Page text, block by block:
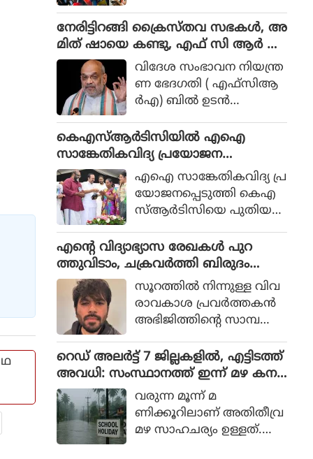
നായ നേതാവ്, അഴിമ
തിക്കാരുടെ പേടിസ്വപ്നം
തുടങ്ങിയ ഇമേജുകളാണ്
നരേന്ദ്രമോദി എന്ന
നേതാവില്‍ ബിജെപി ഉയ
ര്‍ത്തികാണിച്ചത്.
നേരിട്ടിറങ്ങി ക്രൈസ്തവ സഭകൾ, അ
മിത് ഷായെ കണ്ടു, എഫ് സി ആർ എ
ഭേദഗതി ബില്ലിൽ ഉറച്ച് കേന്ദ്രം
വിദേശ സംഭാവന നിയന്ത്ര
ണ ഭേദഗതി ( എഫ്‌സിആ
ര്‍എ) ബില്‍ ഉടന്‍
വുമായി എന്‍ഡിഎ സ
ര്‍ക്കാര്‍ മുന്നോട്ട് പോക
വെ ആഭ്യന്തരമന്ത്രി അമിത്
ഷായുമായി വീണ്ടും
കൂടിക്കാഴ്ച നടത്തി
ക്രൈസ്തവ സഭാ നേതൃത്വ
ങ്ങള്‍.
കെഎസ്ആര്‍ടിസിയില്‍ എഐ
സാങ്കേതികവിദ്യ പ്രയോജന
പ്പെടുത്തും: മന്ത്രി സി പി ജോണ്‍
എഐ സാങ്കേതികവിദ്യ പ്ര
യോജനപ്പെടുത്തി കെഎ
സ്ആര്‍ടിസിയെ പുതിയ
യാണെന്ന് ഗതാഗത വ
കുപ്പ് മന്ത്രി സി.പി. ജോണ്‍
പറഞ്ഞു. സ്വാതന്ത്ര്യത്തിനു
മുമ്പ് തിരുവിതാംകൂര്‍ ആ
രംഭിച്ച കെഎസ്ആര്‍ടിസി
നിരവധി പ്രതിസന്ധികള്‍
നേരിട്ടിട്ടുണ്ട്.
എന്റെ വിദ്യാഭ്യാസ രേഖകള്‍ പുറ
ത്തുവിടാം, ചക്രവര്‍ത്തി ബിരുദം
കാണിക്കുമോ: പ്രധാനമന്ത്രിയെ
വെല്ലുവിളിച്ച് സിജെപി സ്ഥാപകന്‍
സൂറത്തില്‍ നിന്നുള്ള വിവ
രാവകാശ പ്രവര്‍ത്തകന്‍
അഭിജിത്തിന്റെ സാമ്പ
ന്വേഷിച്ച് പരാതിയുമായി
എത്തിയിരുന്നു.
റെഡ് അലര്‍ട്ട് 7 ജില്ലകളില്‍, എട്ടിടത്ത്
അവധി: സംസ്ഥാനത്ത് ഇന്ന് മഴ കന
ക്കും
വരുന്ന മൂന്ന് മ
ണിക്കൂറിലാണ് അതിതീവ്ര
മഴ സാഹചര്യം ഉള്ളത്.